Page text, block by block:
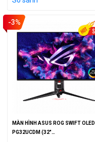
-3%
MÀN HÌNH ASUS ROG SWIFT OLED
PG32UCDM (32"